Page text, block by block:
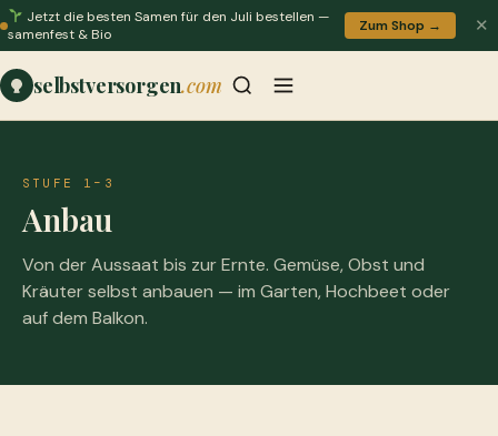
Jetzt die besten Samen für den Juli bestellen —
samenfest & Bio
Zum Shop → ✕
selbstversorgen.com
STUFE 1–3
Anbau
Von der Aussaat bis zur Ernte. Gemüse, Obst und
Kräuter selbst anbauen — im Garten, Hochbeet oder
auf dem Balkon.